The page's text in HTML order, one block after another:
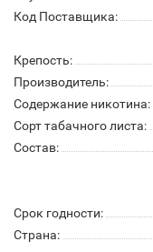
Код Поставщика:
Крепость:
Производитель:
Содержание никотина:
Сорт табачного листа:
Состав:
Срок годности:
Страна: